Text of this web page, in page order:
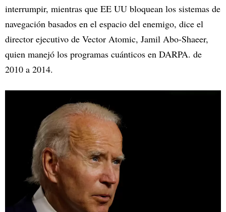
interrumpir, mientras que EE UU bloquean los sistemas de
navegación basados en el espacio del enemigo, dice el
director ejecutivo de Vector Atomic, Jamil Abo-Shaeer,
quien manejó los programas cuánticos en DARPA. de
2010 a 2014.